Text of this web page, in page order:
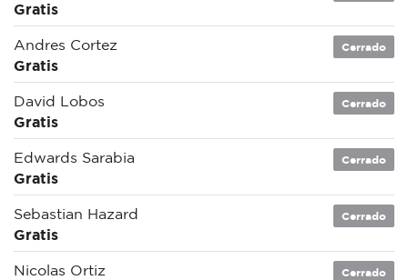
Gratis
Andres Cortez
Gratis
Cerrado
David Lobos
Gratis
Cerrado
Edwards Sarabia
Gratis
Cerrado
Sebastian Hazard
Gratis
Cerrado
Nicolas Ortiz
Cerrado